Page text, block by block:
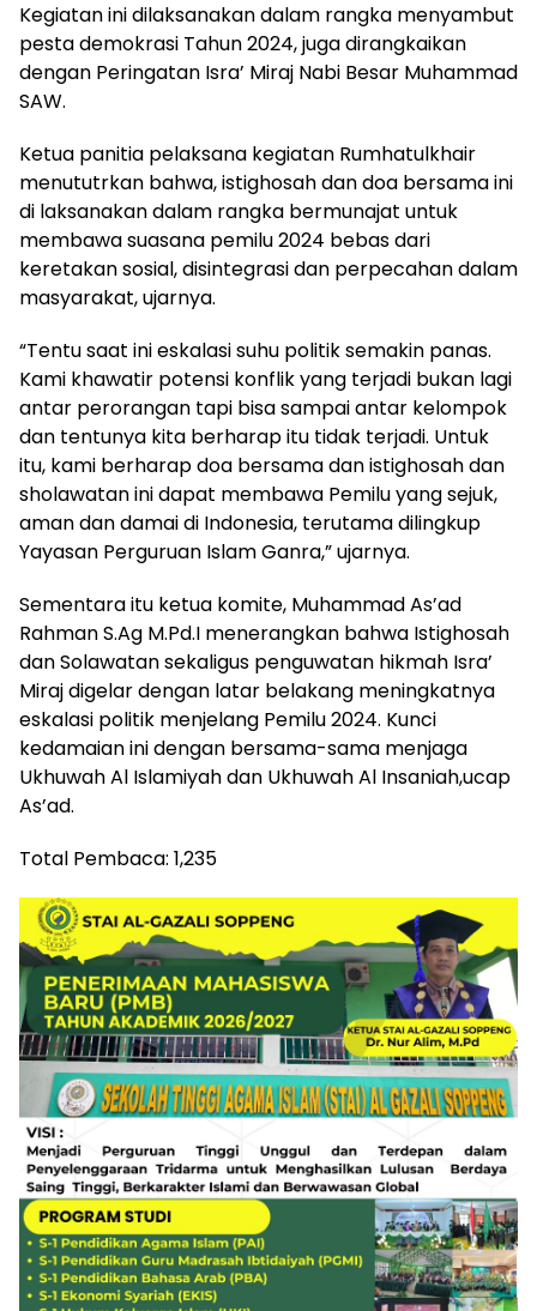
Kegiatan ini dilaksanakan dalam rangka menyambut
pesta demokrasi Tahun 2024, juga dirangkaikan
dengan Peringatan Isra’ Miraj Nabi Besar Muhammad
SAW.
Ketua panitia pelaksana kegiatan Rumhatulkhair
menututrkan bahwa, istighosah dan doa bersama ini
di laksanakan dalam rangka bermunajat untuk
membawa suasana pemilu 2024 bebas dari
keretakan sosial, disintegrasi dan perpecahan dalam
masyarakat, ujarnya.
“Tentu saat ini eskalasi suhu politik semakin panas.
Kami khawatir potensi konflik yang terjadi bukan lagi
antar perorangan tapi bisa sampai antar kelompok
dan tentunya kita berharap itu tidak terjadi. Untuk
itu, kami berharap doa bersama dan istighosah dan
sholawatan ini dapat membawa Pemilu yang sejuk,
aman dan damai di Indonesia, terutama dilingkup
Yayasan Perguruan Islam Ganra,” ujarnya.
Sementara itu ketua komite, Muhammad As’ad
Rahman S.Ag M.Pd.I menerangkan bahwa Istighosah
dan Solawatan sekaligus penguwatan hikmah Isra’
Miraj digelar dengan latar belakang meningkatnya
eskalasi politik menjelang Pemilu 2024. Kunci
kedamaian ini dengan bersama-sama menjaga
Ukhuwah Al Islamiyah dan Ukhuwah Al Insaniah,ucap
As’ad.
Total Pembaca: 1,235